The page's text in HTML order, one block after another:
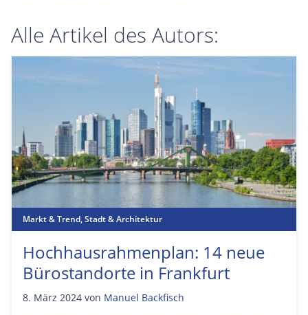
Alle Artikel des Autors:
Markt & Trend,Stadt & Architektur
Hochhausrahmenplan: 14 neue
Bürostandorte in Frankfurt
8. März 2024 von Manuel Backfisch